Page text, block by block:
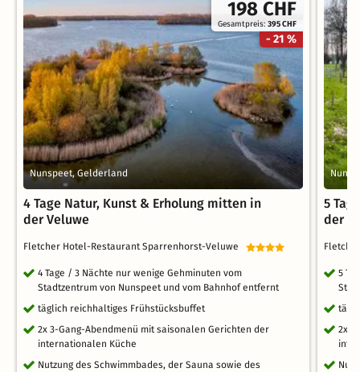
198 CHF
Gesamtpreis:395 CHF
- 21 %
Nunspeet, Gelderland
4 Tage Natur, Kunst & Erholung mitten in
der Veluwe
Fletcher Hotel-Restaurant Sparrenhorst-Veluwe
4 Tage / 3 Nächte nur wenige Gehminuten vom
Stadtzentrum von Nunspeet und vom Bahnhof entfernt
täglich reichhaltiges Frühstücksbuffet
2x 3-Gang-Abendmenü mit saisonalen Gerichten der
internationalen Küche
Nutzung des Schwimmbades, der Sauna sowie des
5
der
5
2x3-